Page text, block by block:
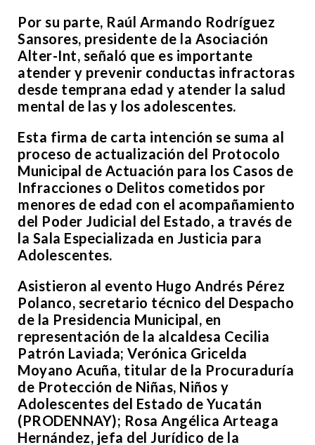
Por su parte, Raúl Armando Rodríguez
Sansores, presidente de la Asociación
Alter-Int, señaló que es importante
atender y prevenir conductas infractoras
desde temprana edad y atender la salud
mental de las y los adolescentes.
Esta firma de carta intención se suma al
proceso de actualización del Protocolo
Municipal de Actuación para los Casos de
Infracciones o Delitos cometidos por
menores de edad con el acompañamiento
del Poder Judicial del Estado, a través de
la Sala Especializada en Justicia para
Adolescentes.
Asistieron al evento Hugo Andrés Pérez
Polanco, secretario técnico del Despacho
de la Presidencia Municipal, en
representación de la alcaldesa Cecilia
Patrón Laviada; Verónica Gricelda
Moyano Acuña, titular de la Procuraduría
de Protección de Niñas, Niños y
Adolescentes del Estado de Yucatán
(PRODENNAY); Rosa Angélica Arteaga
Hernández, jefa del Jurídico de la